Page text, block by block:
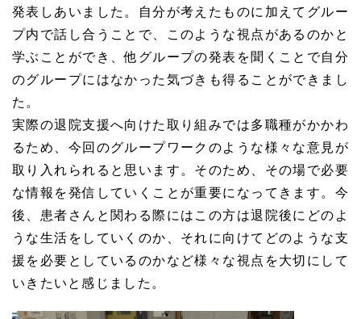
発表しあいました。自分が考えたものに加えてグルー
プ内で話し合うことで、このような視点があるのかと
学ぶことができ、他グループの発表を聞くことで自分
のグループにはなかった気づきも得ることができまし
た。
実際の退院支援へ向けた取り組みでは多職種がかかわ
るため、今回のグループワークのような様々な意見が
取り入れられると思います。そのため、その場で必要
な情報を発信していくことが重要になってきます。今
後、患者さんと関わる際にはこの方は退院後にどのよ
うな生活をしていくのか、それに向けてどのような支
援を必要としているのかなど様々な視点を大切にして
いきたいと感じました。